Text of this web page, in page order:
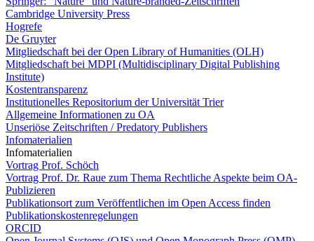
Cambridge University Press
Hogrefe
De Gruyter
Mitgliedschaft bei der Open Library of Humanities (OLH)
Mitgliedschaft bei MDPI (Multidisciplinary Digital Publishing
Institute)
Kostentransparenz
Institutionelles Repositorium der Universität Trier
Allgemeine Informationen zu OA
Unseriöse Zeitschriften / Predatory Publishers
Infomaterialien
Infomaterialien
Vortrag Prof. Schöch
Vortrag Prof. Dr. Raue zum Thema Rechtliche Aspekte beim OA-
Publizieren
Publikationsort zum Veröffentlichen im Open Access finden
Publikationskostenregelungen
ORCID